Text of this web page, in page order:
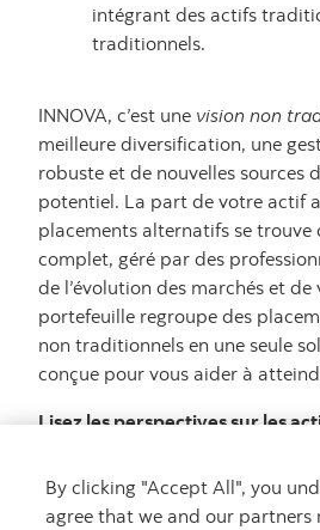
intégrant des actifs
traditionnels.
INNOVA, c’est une vision non
meilleure diversification, une
robuste et de nouvelles sources
potentiel. La part de votre actif
placements alternatifs se trouve
complet, géré par des
de l’évolution des marchés et de
portefeuille regroupe des
non traditionnels en une seule
conçue pour vous aider à
Lisez les perspectives sur les
By clicking "Accept All", you
agree that we and our partners